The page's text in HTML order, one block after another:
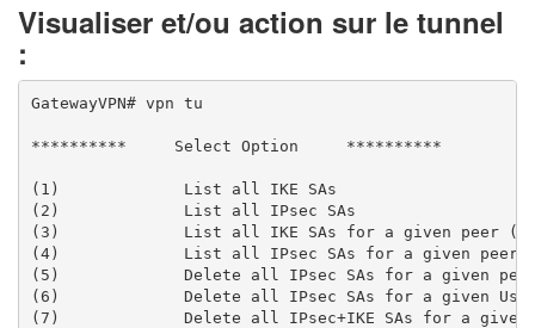
Visualiser et/ou action sur le tunnel
:
GatewayVPN# vpn tu
**********     Select Option     **********
(1)             List all IKE SAs
(2)             List all IPsec SAs
(3)             List all IKE SAs for a given peer
(4)             List all IPsec SAs for a given peer
(5)             Delete all IPsec SAs for a given peer
(6)             Delete all IPsec SAs for a given
(7)             Delete all IPsec+IKE SAs for a given